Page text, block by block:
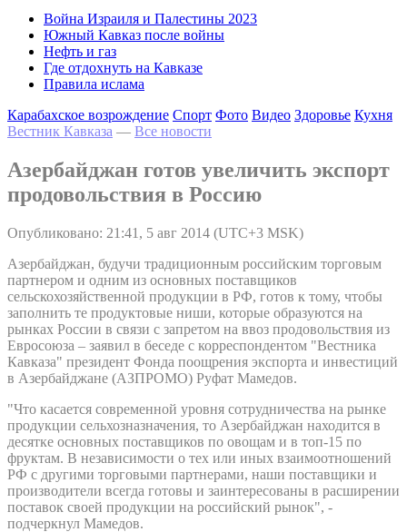
Война Израиля и Палестины 2023
Южный Кавказ после войны
Нефть и газ
Где отдохнуть на Кавказе
Правила ислама
Карабахское возрождение Спорт Фото Видео Здоровье Кухня
Вестник Кавказа — Все новости
Азербайджан готов увеличить экспорт
продовольствия в Россию
Опубликовано: 21:41, 5 авг 2014 (UTC+3 MSK)
Азербайджан, будучи традиционным российским торговым
партнером и одним из основных поставщиков
сельскохозяйственной продукции в РФ, готов к тому, чтобы
заполнить те продуктовые ниши, которые образуются на
рынках России в связи с запретом на ввоз продовольствия из
Евросоюза – заявил в беседе с корреспондентом "Вестника
Кавказа" президент Фонда поощрения экспорта и инвестиций
в Азербайджане (АЗПРОМО) Руфат Мамедов.
"Что касается современной уровня сотрудничества на рынке
продукции сельхозназначения, то Азербайджан находится в
десятке основных поставщиков по овощам и в топ-15 по
фруктам. В независимости о тех или иных взаимоотношений
РФ с другими торговыми партнерами, наши поставщики и
производители всегда готовы и заинтересованы в расширении
поставок своей продукции на российский рынок", -
подчеркнул Мамедов.